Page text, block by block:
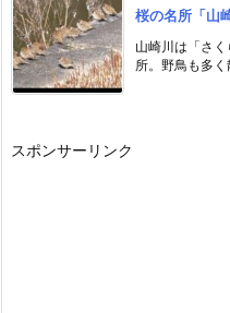
桜の名所「山
山崎川は「さ
所。野鳥も多
スポンサーリンク